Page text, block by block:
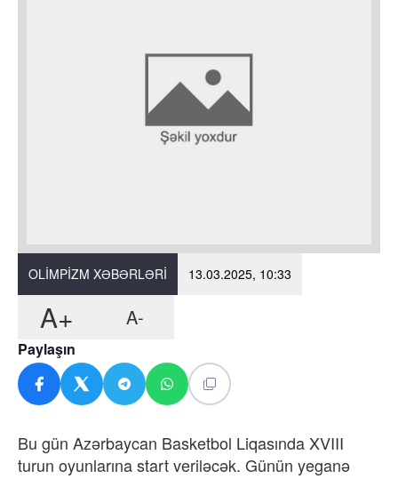
OLIMPIZM XƏBƏRLƏRI 13.03.2025, 10:33
A+ A-
Paylaşın
Bu gün Azərbaycan Basketbol Liqasında XVIII
turun oyunlarına start veriləcək. Günün yeganə